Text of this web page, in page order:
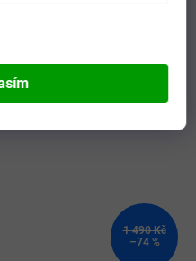
1 490 Kč
–74 %